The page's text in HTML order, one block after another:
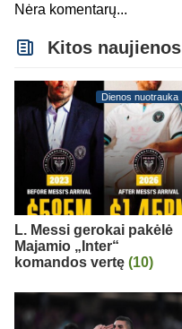
Nėra komentarų...
Kitos naujienos
Dienos nuotrauka
L. Messi gerokai pakėlė
Majamio „Inter“
komandos vertę (10)